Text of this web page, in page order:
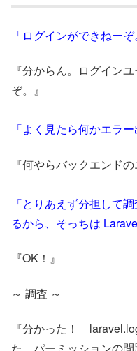
「ログインができねー
『分からん。ログイン
ぞ。』
「よく見たら何かエラー
『何やらバックエンド
「とりあえず分担して
るから、そっちは
『OK！』
～ 調査 ～
『分かった！